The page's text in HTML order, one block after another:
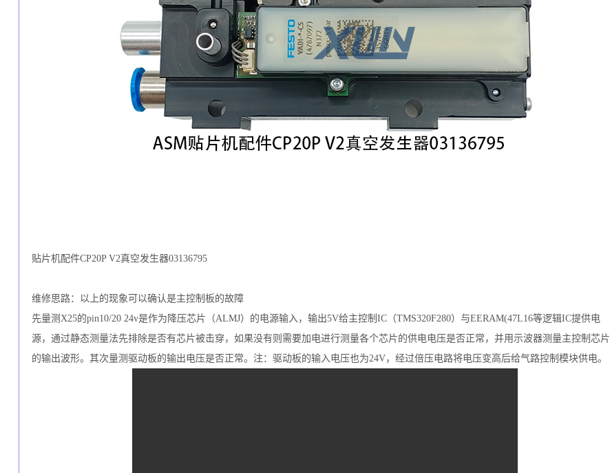
贴片机配件CP20P V2真空发生器03136795
维修思路：以上的现象可以确认是主控制板的故障
先量测 X25的pin10/20 24v是作为降压芯片（ALMJ）的电源输入，输出5V给主控制 IC（TMS320F280） 与EERAM(47L16等逻辑IC提供电
源，通过静态测量法先排除是否有芯片被击穿，如果没有则需要加电进行测量各个芯片的供电电压是否正常，并用示波器测量主控制芯片
的输出波形。其次量测驱动板的输出电压是否正常。注：驱动板的输入电压也为24V，经过倍压电路将电压变高后给气路控制模块供电。